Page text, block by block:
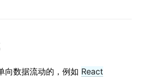
向数据流动的，例如 React